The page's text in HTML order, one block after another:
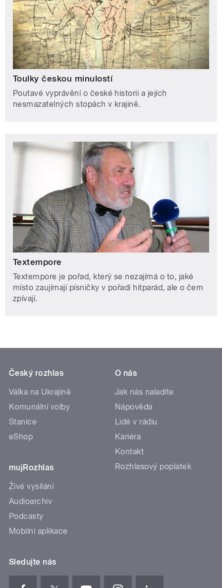
Toulky českou minulostí
Poutavé vyprávění o české historii a jejích
nesmazatelných stopách v krajině.
Textempore
Textempore je pořad, který se nezajímá o to, jaké
místo zaujímají písničky v pořadí hitparád, ale o čem
zpívají.
Český rozhlas
Válka na Ukrajině
Komunální volby
Stanice
eShop
mujRozhlas
Živé vysílání
Audioarchiv
Podcasty
Mobilní aplikace
O nás
Jak nás naladíte
Nápověda
Lidé v rádiu
Kariéra
Kontakt
Rozhlasový poplatek
Sledujte nás